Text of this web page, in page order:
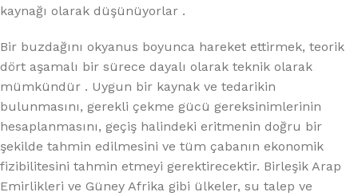
kaynağı olarak düşünüyorlar .
Bir buzdağını okyanus boyunca hareket ettirmek, teorik
dört aşamalı bir sürece dayalı olarak teknik olarak
mümkündür . Uygun bir kaynak ve tedarikin
bulunmasını, gerekli çekme gücü gereksinimlerinin
hesaplanmasını, geçiş halindeki eritmenin doğru bir
şekilde tahmin edilmesini ve tüm çabanın ekonomik
fizibilitesini tahmin etmeyi gerektirecektir. Birleşik Arap
Emirlikleri ve Güney Afrika gibi ülkeler, su talep ve